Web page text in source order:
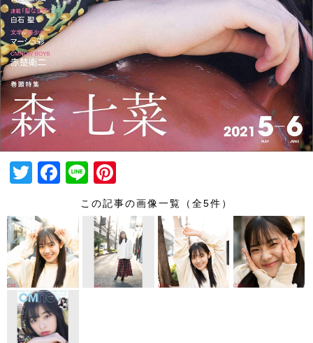
T
tt
er
F
e
b
o
o
k
Li
n
e
nt
er
e
st
この記事の画像一覧（全5件）